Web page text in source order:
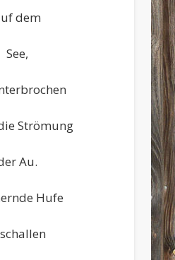
dem
See,
Strömung
Au.
Hufe